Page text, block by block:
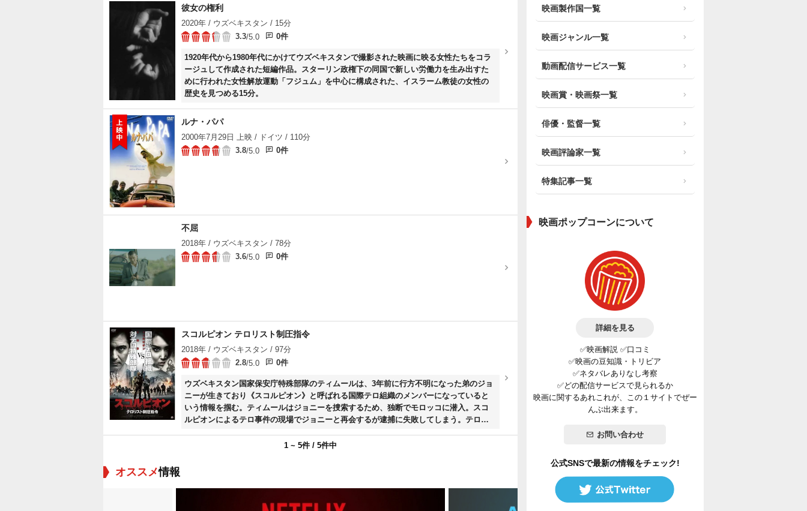
彼⼥の権利
2020年 / ウズベキスタン / 15分
3.3/5.0 0件
1920年代から1980年代にかけてウズベキスタンで撮影された映画に映る女性たちをコラ
ージュして作成された短編作品。スターリン政権下の同国で新しい労働力を生み出すた
めに行われた女性解放運動「フジュム」を中心に構成された、イスラーム教徒の女性の
歴史を見つめる15分。
ルナ・パパ
2000年7月29日 上映 / ドイツ / 110分
3.8/5.0 0件
不屈
2018年 / ウズベキスタン / 78分
3.6/5.0 0件
スコルピオン テロリスト制圧指令
2018年 / ウズベキスタン / 97分
2.8/5.0 0件
ウズベキスタン国家保安庁特殊部隊のティムールは、3年前に行方不明になった弟のジョ
ニーが生きており《スコルピオン》と呼ばれる国際テロ組織のメンバーになっていると
いう情報を掴む。ティムールはジョニーを捜索するため、独断でモロッコに潜入。スコ
ルピオンによるテロ事件の現場でジョニーと再会するが逮捕に失敗してしまう。テロリ
を阻止しジョニーの身柄を確保するため、ティムールは危険なミッションに挑むが。
1 ~ 5件 / 5件中
オススメ情報
映画製作国一覧
映画ジャンル一覧
動画配信サービス一覧
映画賞・映画祭一覧
俳優・監督一覧
映画評論家一覧
特集記事一覧
映画ポップコーンについて
詳細を見る
✅映画解説 ✅口コミ
✅映画の豆知識・トリビア
✅ネタバレありなし考察
✅どの配信サービスで見られるか
映画に関するあれこれが、この１サイトでぜー
んぶ出来ます。
お問い合わせ
公式SNSで最新の情報をチェック!